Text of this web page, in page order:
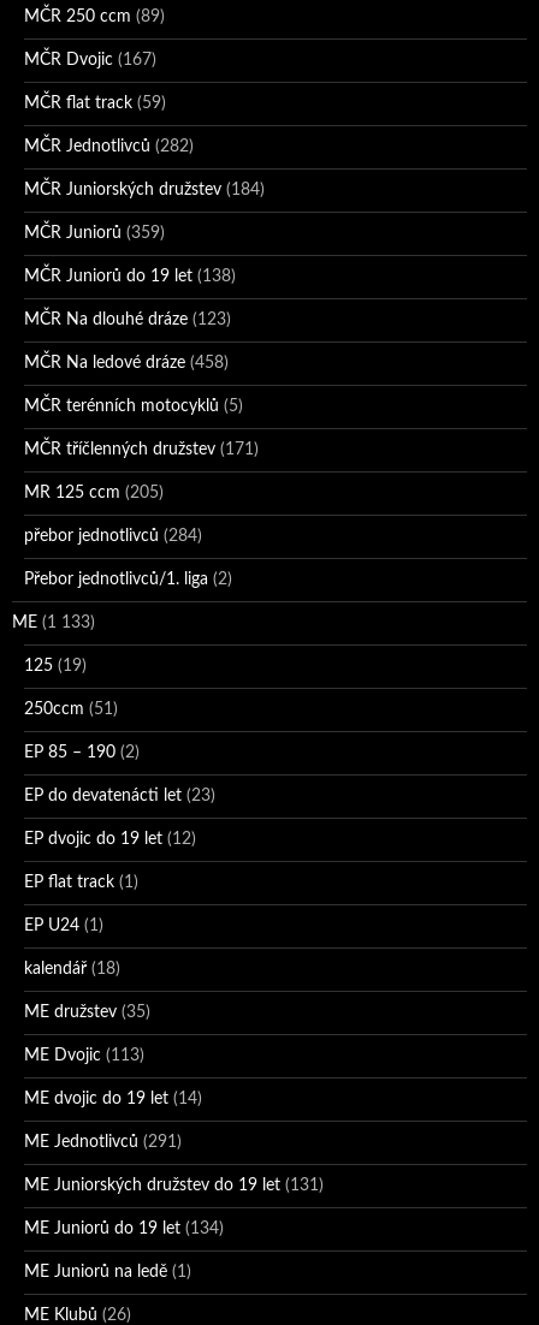
MČR 250 ccm (89)
MČR Dvojic (167)
MČR flat track (59)
MČR Jednotlivců (282)
MČR Juniorských družstev (184)
MČR Juniorů (359)
MČR Juniorů do 19 let (138)
MČR Na dlouhé dráze (123)
MČR Na ledové dráze (458)
MČR terénních motocyklů (5)
MČR tříčlenných družstev (171)
MR 125 ccm (205)
přebor jednotlivců (284)
Přebor jednotlivců/1. liga (2)
ME (1 133)
125 (19)
250ccm (51)
EP 85 – 190 (2)
EP do devatenácti let (23)
EP dvojic do 19 let (12)
EP flat track (1)
EP U24 (1)
kalendář (18)
ME družstev (35)
ME Dvojic (113)
ME dvojic do 19 let (14)
ME Jednotlivců (291)
ME Juniorských družstev do 19 let (131)
ME Juniorů do 19 let (134)
ME Juniorů na ledě (1)
ME Klubů (26)